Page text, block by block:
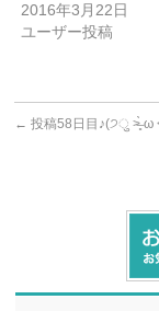
2016年3月22日
ユーザー投稿
← 投稿58日目♪(੭ु ˃̶͈̀ ω